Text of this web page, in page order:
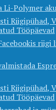
Li-Polymer
Riigipühad,
Tööpäevad
Riigipühad,
Tööpäevad